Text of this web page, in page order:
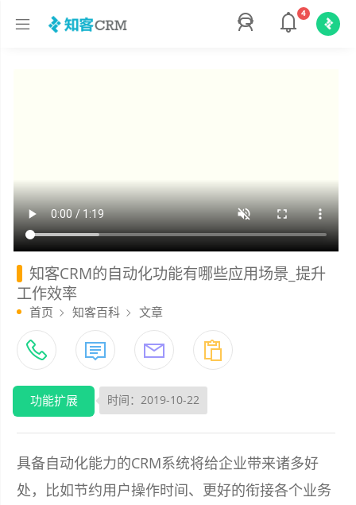
4
知客CRM的自动化功能有哪些应用场景_提升
工作效率
首页 知客百科 文章
功能扩展 时间：2019-10-22
具备自动化能力的CRM系统将给企业带来诸多好
处，比如节约用户操作时间、更好的衔接各个业务